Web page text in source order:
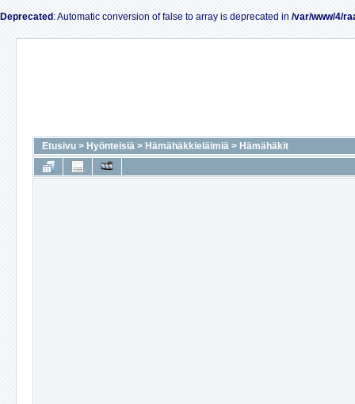
Deprecated : Automatic conversion of false to array is deprecated in /var/www/4/
Etusivu > Hyönteisiä > Hämähäkkieläimiä > Hämähäkit